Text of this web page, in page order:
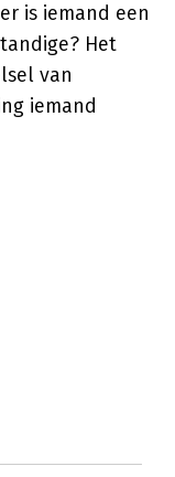
is iemand een
Het
van
iemand